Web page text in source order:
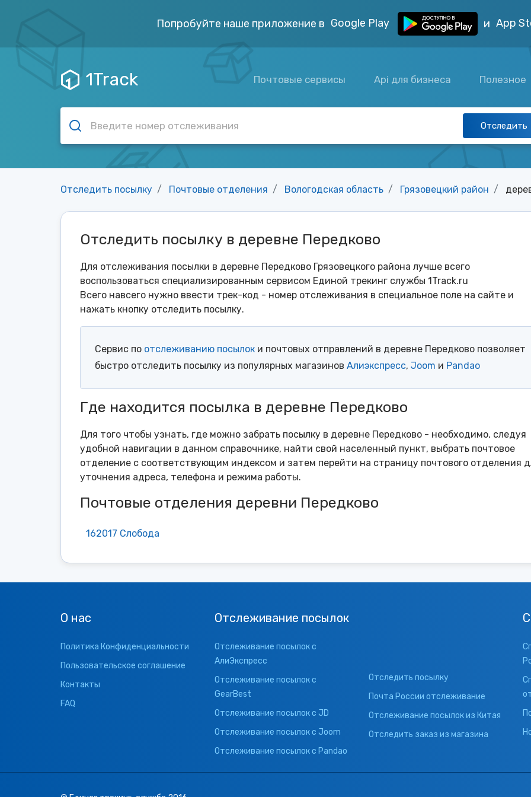
Попробуйте наше приложение в Google Play и App
1Track Почтовые сервисы Api для бизнеса Полезное
Отследить
Отследить посылку Почтовые отделения Вологодская область Грязовецкий район
Отследить посылку в деревне Передково
Для отслеживания посылки в деревне Передково Грязовецкого района лучше всего
воспользоваться специализированным сервисом Единой трекинг службы 1Track.ru
Всего навсего нужно ввести трек-код - номер отслеживания в специальное поле на сайте и
нажать кнопку отследить посылку.
Сервис по отслеживанию посылок и почтовых отправлений в деревне Передково позволяет
быстро отследить посылку из популярных магазинов Алиэкспресс, Joom и Pandao
Где находится посылка в деревне Передково
Для того чтобы узнать, где можно забрать посылку в деревне Передково - необходимо, следуя
удобной навигации в данном справочнике, найти свой населенный пункт, выбрать почтовое
отделение с соответствующим индексом и затем перейти на страницу почтового отделения
уточнения адреса, телефона и режима работы.
Почтовые отделения деревни Передково
162017 Слобода
О нас
Политика Конфиденциальности
Пользовательское соглашение
Контакты
FAQ
Отслеживание посылок
Отслеживание посылок с
АлиЭкспресс
Отслеживание посылок с
GearBest
Отслеживание посылок с JD
Отслеживание посылок с Joom
Отслеживание посылок с Pandao
Отследить посылку
Почта России отслеживание
Отслеживание посылок из Китая
Отследить заказ из магазина